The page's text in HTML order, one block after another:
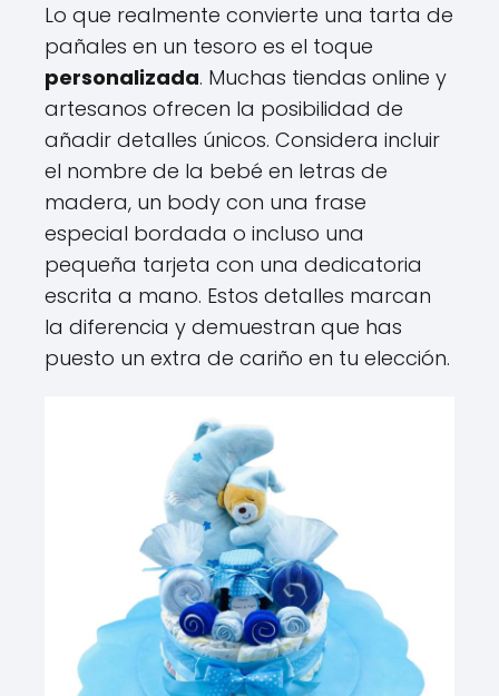
Lo que realmente convierte una tarta de
pañales en un tesoro es el toque
personalizada. Muchas tiendas online y
artesanos ofrecen la posibilidad de
añadir detalles únicos. Considera incluir
el nombre de la bebé en letras de
madera, un body con una frase
especial bordada o incluso una
pequeña tarjeta con una dedicatoria
escrita a mano. Estos detalles marcan
la diferencia y demuestran que has
puesto un extra de cariño en tu elección.